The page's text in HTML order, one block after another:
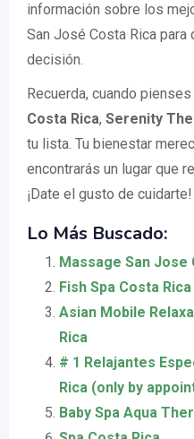
información sobre los
San José Costa Rica para
decisión.
Recuerda, cuando pienses
Costa Rica, Serenity
tu lista. Tu bienestar
encontrarás un lugar que
¡Date el gusto de cuidarte!
Lo Más Buscado:
Massage San Jose
Fish Spa Costa Rica
Asian Mobile
Rica
# 1 Relajantes
Rica (only by
Baby Spa Aqua